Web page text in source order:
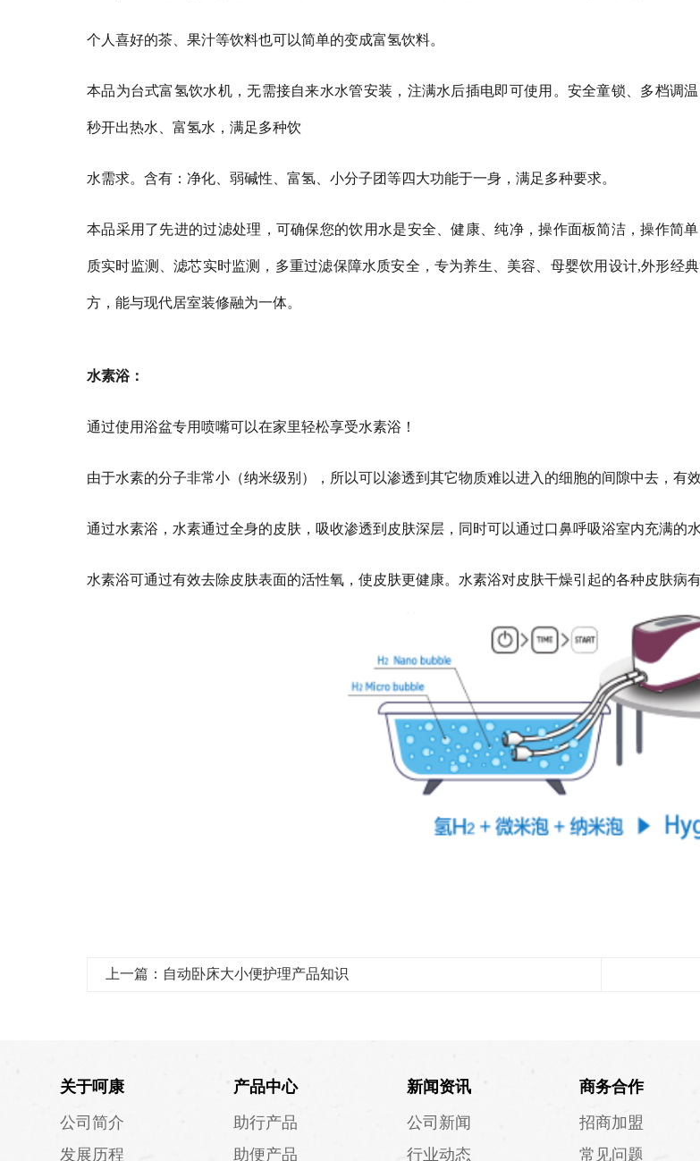
个人喜好的茶、果汁等饮料也可以简单的变成富氢饮料。
本品为台式富氢饮水机，无需接自来水水管安装，注满水后插电即可使用。安全童锁、多档调温
秒开出热水、富氢水，满足多种饮
水需求。含有：净化、弱碱性、富氢、小分子团等四大功能于一身，满足多种要求。
本品采用了先进的过滤处理，可确保您的饮用水是安全、健康、纯净，操作面板简洁，操作简
质实时监测、滤芯实时监测，多重过滤保障水质安全，专为养生、美容、母婴饮用设计,外形经
方，能与现代居室装修融为一体。
水素浴：
通过使用浴盆专用喷嘴可以在家里轻松享受水素浴！
由于水素的分子非常小（纳米级别），所以可以渗透到其它物质难以进入的细胞的间隙中去，有
通过水素浴，水素通过全身的皮肤，吸收渗透到皮肤深层，同时可以通过口鼻呼吸浴室内充满的
水素浴可通过有效去除皮肤表面的活性氧，使皮肤更健康。水素浴对皮肤干燥引起的各种皮肤病
上一篇：自动卧床大小便护理产品知识
关于呵康
公司简介
发展历程
产品中心
助行产品
助便产品
新闻资讯
公司新闻
行业动态
商务合作
招商加盟
常见问题